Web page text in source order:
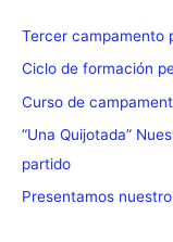
Tercer campamento
Ciclo de formación
Curso de
“Una Quijotada”
partido
Presentamos